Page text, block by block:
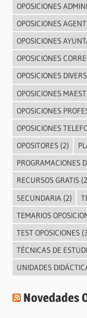
OPOSICIONES
OPOSICIONES
OPOSICIONES
OPOSICIONES
OPOSICIONES
OPOSICIONES
OPOSICIONES
OPOSICIONES
OPOSITORES(2)
PROGRAMACIONES
RECURSOS GRATIS
SECUNDARIA (2)
TEMARIOS
TEST OPOSICIONES
TÉCNICAS DE
UNIDADES
Novedades